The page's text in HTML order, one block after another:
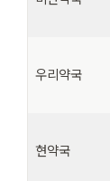
우리약국
현약국